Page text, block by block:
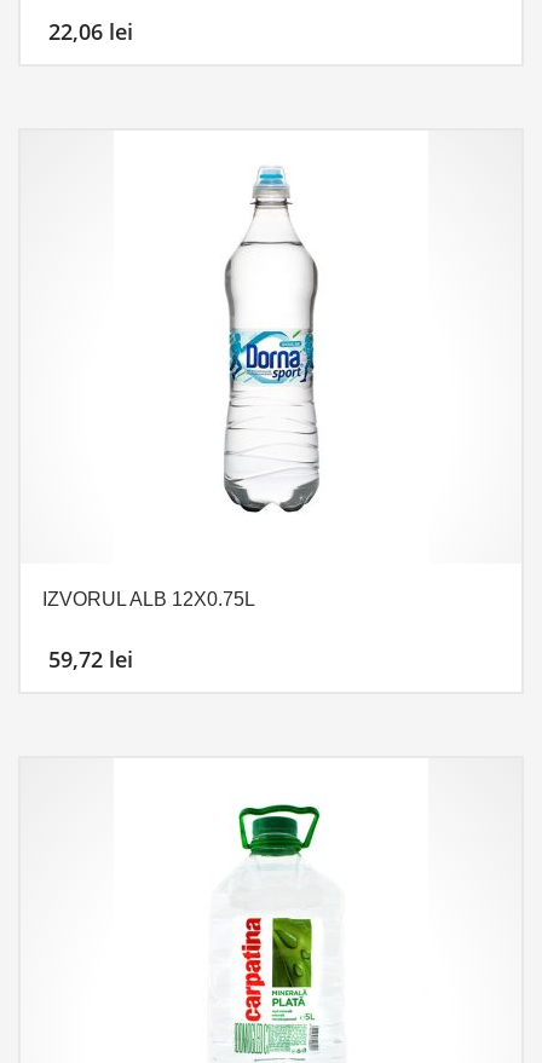
22,06 lei
IZVORUL ALB 12X0.75L
59,72 lei